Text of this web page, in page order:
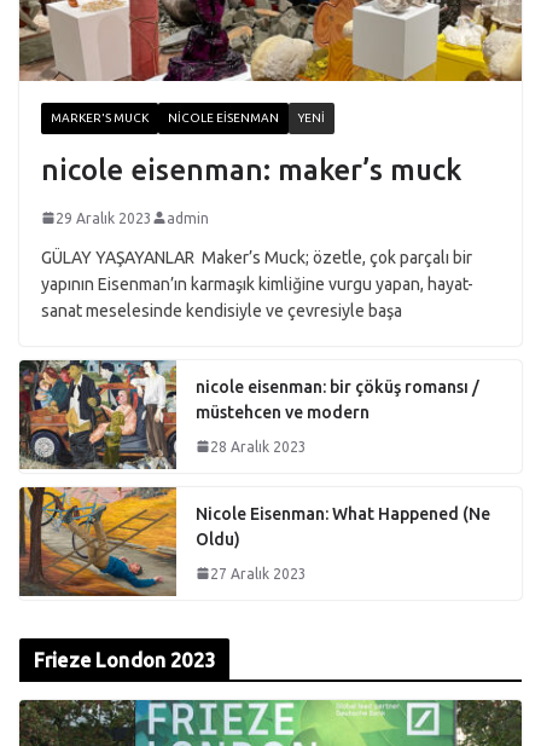
MARKER'S MUCK NICOLE EISENMAN YENI
nicole eisenman: maker’s muck
29 Aralık 2023 admin
GÜLAY YAŞAYANLAR Maker’s Muck; özetle, çok parçalı bir
yapının Eisenman’ın karmaşık kimliğine vurgu yapan, hayat-
sanat meselesinde kendisiyle ve çevresiyle başa
nicole eisenman: bir çöküş romansı /
müstehcen ve modern
28 Aralık 2023
Nicole Eisenman: What Happened (Ne
Oldu)
27 Aralık 2023
Frieze London 2023